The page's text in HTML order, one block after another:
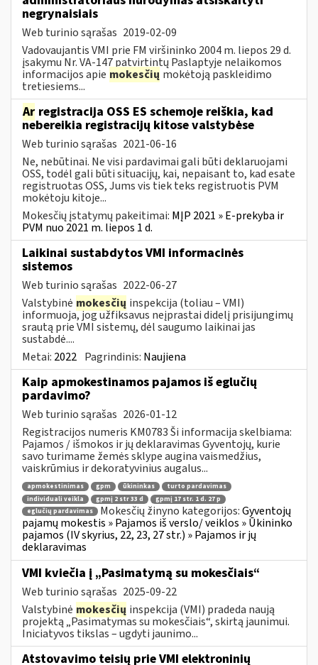
negrynaisiais
Web turinio sąrašas 2019-02-09
Vadovaujantis VMI prie FM viršininko 2004 m. liepos 29 d.
įsakymu Nr. VA-147 patvirtintų Paslaptyje nelaikomos
informacijos apie mokesčių mokėtoją paskleidimo
tretiesiems...
Ar registracija OSS ES schemoje reiškia, kad
nebereikia registracijų kitose valstybėse
Web turinio sąrašas 2021-06-16
Ne, nebūtinai. Ne visi pardavimai gali būti deklaruojami
OSS, todėl gali būti situacijų, kai, nepaisant to, kad esate
registruotas OSS, Jums vis tiek teks registruotis PVM
mokėtoju kitoje...
Mokesčių įstatymų pakeitimai: MĮP 2021 » E-prekyba ir
PVM nuo 2021 m. liepos 1 d.
Laikinai sustabdytos VMI informacinės
sistemos
Web turinio sąrašas 2022-06-27
Valstybinė mokesčių inspekcija (toliau – VMI)
informuoja, jog užfiksavus neįprastai didelį prisijungimų
srautą prie VMI sistemų, dėl saugumo laikinai jas
sustabdė....
Metai: 2022 Pagrindinis: Naujiena
Kaip apmokestinamos pajamos iš eglučių
pardavimo?
Web turinio sąrašas 2026-01-12
Registracijos numeris KM0783 Ši informacija skelbiama:
Pajamos / išmokos ir jų deklaravimas Gyventojų, kurie
savo turimame žemės sklype augina vaismedžius,
vaiskrūmius ir dekoratyvinius augalus...
apmokestinimas gpm ūkininkas
turto pardavimas
individuali veikla
gpmį 2 str 33 d
gpmį 17 str. 1 d. 27 p
eglučių pardavimas
Mokesčių žinyno kategorijos:Gyventojų
pajamų mokestis » Pajamos iš verslo/ veiklos » Ūkininko
pajamos (IV skyrius, 22, 23, 27 str.) » Pajamos ir jų
deklaravimas
VMI kviečia į „Pasimatymą su mokesčiais“
Web turinio sąrašas 2025-09-22
Valstybinė mokesčių inspekcija (VMI) pradeda naują
projektą „Pasimatymas su mokesčiais“, skirtą jaunimui.
Iniciatyvos tikslas – ugdyti jaunimo...
Atstovavimo teisių prie VMI elektroninių